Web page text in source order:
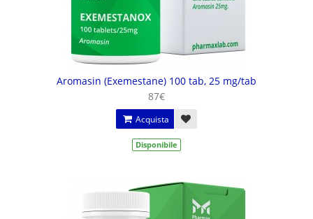
Aromasin (Exemestane) 100 tab, 25 mg/tab
87€
Acquista
Disponibile